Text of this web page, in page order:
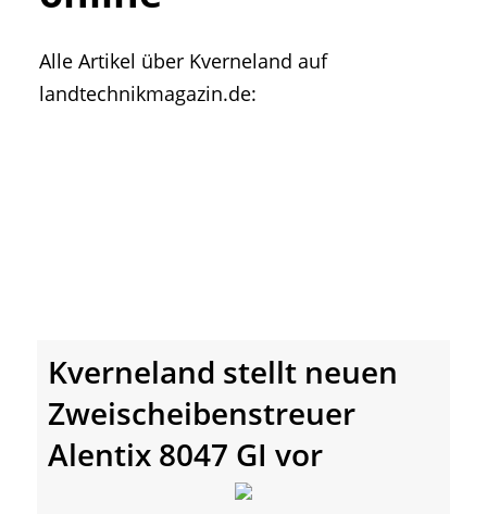
• Messen und Veranstaltungen
• Mitteilung der Redaktion
Alle Artikel über Kverneland auf
landtechnikmagazin.de:
Kverneland stellt neuen
Zweischeibenstreuer
Alentix 8047 GI vor